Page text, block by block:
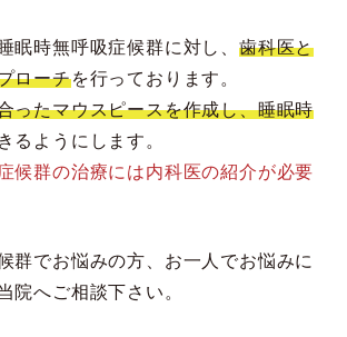
眠時無呼吸症候群に対し、 歯科医と
ローチを行っております。
ったマウスピースを作成し、睡眠時
るようにします。
候群の治療には内科医の紹介が必要
群でお悩みの方、お一人でお悩みに
院へご相談下さい。